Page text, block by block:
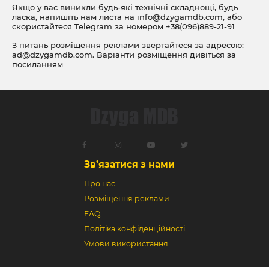
Якщо у вас виникли будь-які технічні складнощі, будь
ласка, напишіть нам листа на info@dzygamdb.com, або
скористайтеся Telegram за номером +38(096)889-21-91
З питань розміщення реклами звертайтеся за адресою:
ad@dzygamdb.com. Варіанти розміщення дивіться за
посиланням
Зв’язатися з нами
Про нас
Розміщення реклами
FAQ
Політіка конфіденційності
Умови використання